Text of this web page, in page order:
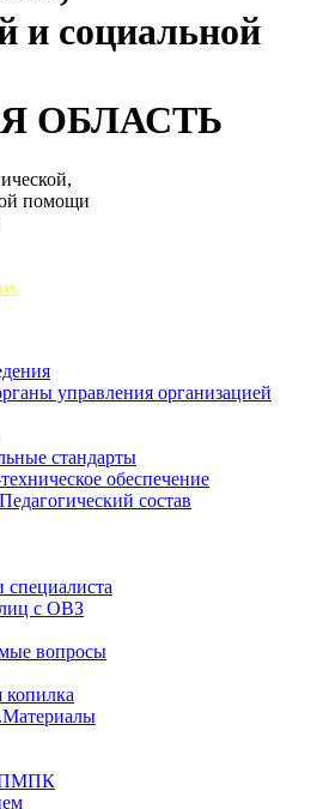
и социальной
ОБЛАСТЬ
помощи
управления организацией
стандарты
обеспечение
состав
специалиста
с ОВЗ
вопросы
копилка
ПМПК